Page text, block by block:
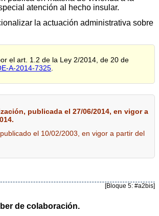
atención al hecho insular.
la actuación administrativa sobre
el art. 1.2 de la Ley 2/2014, de 20 de
A-2014-7325.
publicada el 27/06/2014, en vigor a
el 10/02/2003, en vigor a partir del
[Bloque 5: #a2bis]
de colaboración.